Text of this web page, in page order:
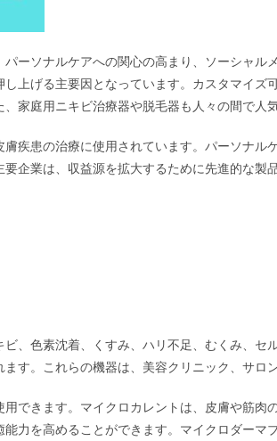
ーソナルケアへの関心の高まり、ソーシャ
上げる主要因となっています。カスタマイ
家庭用ニキビ治療器や脱毛器も人々の間で人
疾患の治療に使用されています。パーソナ
企業は、収益源を拡大するために先進的な製
、色素沈着、くすみ、ハリ不足、むくみ、
す。これらの機器は、美容クリニック、サロ
できます。マイクロカレントは、皮膚や筋
能力を高めることができます。マイクロダー